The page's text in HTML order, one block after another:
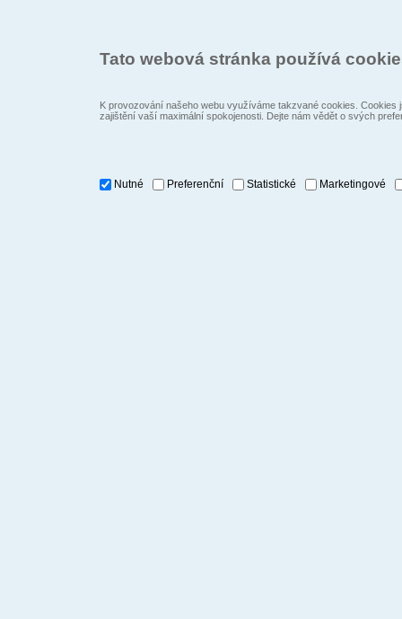
Tato webová stránka používá
K provozování našeho webu využíváme takzvané cookies.
zajištění vaší maximální spokojenosti. Dejte nám vědět o svých
Nutné Preferenční Statistické Marketingové